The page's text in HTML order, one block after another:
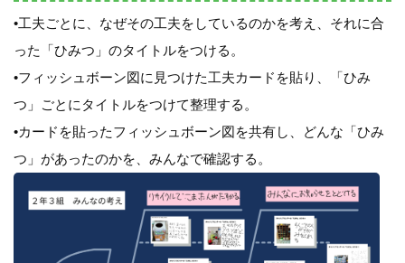
•工夫ごとに、なぜその工夫をしているのかを考え、それに合
った「ひみつ」のタイトルをつける。
•フィッシュボーン図に見つけた工夫カードを貼り、「ひみ
つ」ごとにタイトルをつけて整理する。
•カードを貼ったフィッシュボーン図を共有し、どんな「ひみ
つ」があったのかを、みんなで確認する。